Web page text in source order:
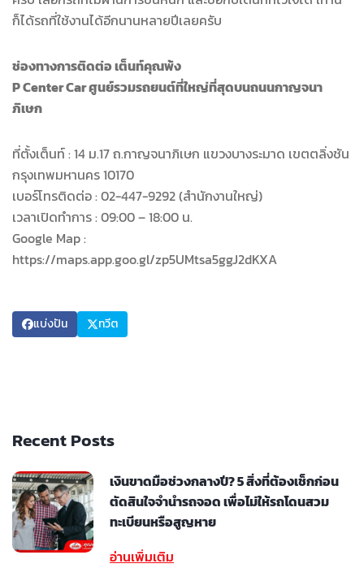
ก็ได้รถที่ใช้งานได้อีกนานหลายปีเลยครับ
ช่องทางการติดต่อ เต็นท์คุณพ้ง
P Center Car ศูนย์รวมรถยนต์ที่ใหญ่ที่สุดบนถนนกาญจนา
ภิเษก
ที่ตั้งเต็นท์ : 14 ม.17 ถ.กาญจนาภิเษก แขวงบางระมาด เขตตลิ่งชัน
กรุงเทพมหานคร 10170
เบอร์โทรติดต่อ : 02-447-9292 (สำนักงานใหญ่)
เวลาเปิดทำการ : 09:00 – 18:00 น.
Google Map :
https://maps.app.goo.gl/zp5UMtsa5ggJ2dKXA
แบ่งปัน ทวีต
Recent Posts
เงินขาดมือช่วงกลางปี? 5 สิ่งที่ต้องเช็กก่อน
ตัดสินใจจำนำรถจอด เพื่อไม่ให้รถโดนสวม
ทะเบียนหรือสูญหาย
อ่านเพิ่มเติม